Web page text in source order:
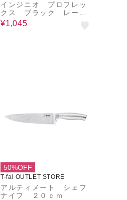
インジニオ プロフレッ
クス ブラック レード
ル
¥1,045
50%OFF
T-fal OUTLET STORE
アルティメート シェフ
ナイフ ２０ｃｍ